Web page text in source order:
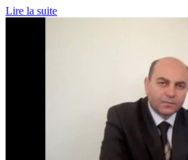
Lire la suite